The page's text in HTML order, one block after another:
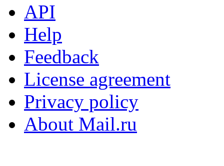
API
Help
Feedback
License agreement
Privacy policy
About Mail.ru